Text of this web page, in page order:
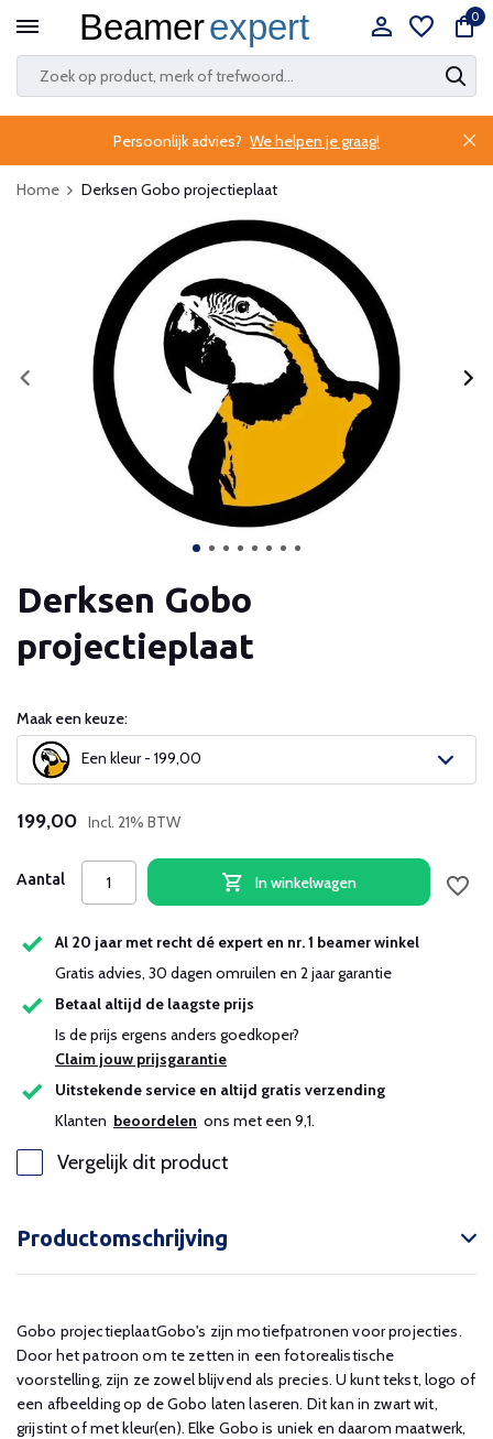
0
Persoonlijk advies? We helpen je graag!
Home Derksen Gobo projectieplaat
Derksen Gobo
projectieplaat
Maak een keuze:
Een kleur - 199,00
199,00 Incl. 21% BTW
Aantal In winkelwagen
Al 20 jaar met recht dé expert en nr. 1 beamer winkel
Gratis advies, 30 dagen omruilen en 2 jaar garantie
Betaal altijd de laagste prijs
Is de prijs ergens anders goedkoper?
Claim jouw prijsgarantie
Uitstekende service en altijd gratis verzending
Klanten beoordelen ons met een 9,1.
Vergelijk dit product
Productomschrijving
Gobo projectieplaatGobo's zijn motiefpatronen voor projecties.
Door het patroon om te zetten in een fotorealistische
voorstelling, zijn ze zowel blijvend als precies. U kunt tekst, logo of
een afbeelding op de Gobo laten laseren. Dit kan in zwart wit,
grijstint of met kleur(en). Elke Gobo is uniek en daarom maatwerk,